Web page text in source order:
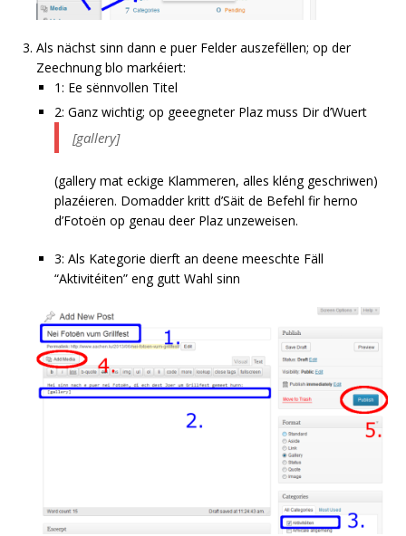
Als nächst sinn dann e puer Felder auszefëllen; op der
Zeechnung blo markéiert:
1: Ee sënnvollen Titel
2: Ganz wichtig; op geeegneter Plaz muss Dir d’Wuert
[gallery]
(gallery mat eckige Klammeren, alles kléng geschriwen)
plazéieren. Domadder kritt d’Säit de Befehl fir herno
d’Fotoën op genau deer Plaz unzeweisen.
3: Als Kategorie dierft an deene meeschte Fäll
“Aktivitéiten” eng gutt Wahl sinn